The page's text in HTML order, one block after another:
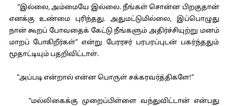
“இல்லை, அம்மையே இல்லை. நீங்கள் சொன்ன பிறகுதான்
எனக்கு உண்மை புரிந்தது. அதுமட்டுமில்லை, இப்பொழுது
நான் கூறப் போவதைக் கேட்டு நீங்களும் அதிர்ச்சியுற்று மனம்
மாறப் போகிறீர்கள்” என்று பேரரசர் பரபரப்புடன் பகர்ந்ததும்
மூதாட்டியும் பதறிவிட்டாள்.
“அப்படி என்றால் என்ன பொருள் சக்கரவர்த்திகளே!”
“மல்லிகைக்கு முறைப்பிள்ளை வந்துவிட்டான் என்பது